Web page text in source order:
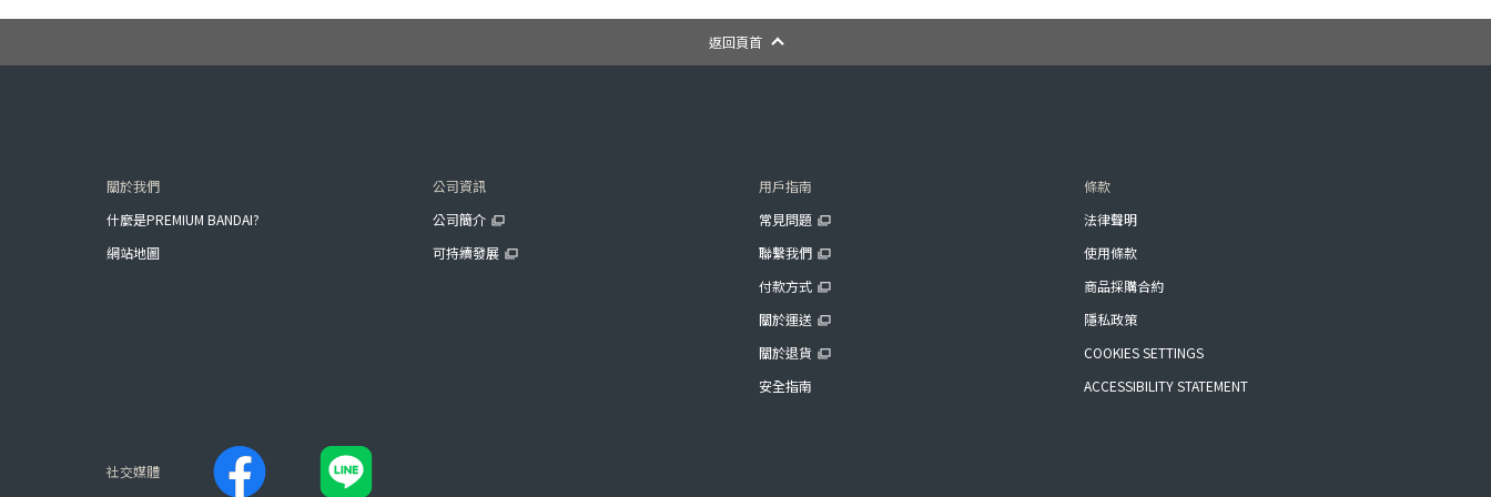
返回頁首
關於我們
什麼是PREMIUM BANDAI?
網站地圖
公司資訊
公司簡介
可持續發展
用戶指南
常見問題
聯繫我們
付款方式
關於運送
關於退貨
安全指南
條款
法律聲明
使用條款
商品採購合約
隱私政策
COOKIES SETTINGS
ACCESSIBILITY STATEMENT
社交媒體